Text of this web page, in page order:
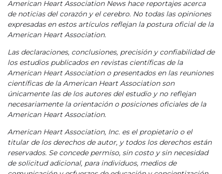
American Heart Association News hace reportajes acerca
de noticias del corazón y el cerebro. No todas las opiniones
expresadas en estos artículos reflejan la postura oficial de la
American Heart Association.
Las declaraciones, conclusiones, precisión y confiabilidad de
los estudios publicados en revistas científicas de la
American Heart Association o presentados en las reuniones
científicas de la American Heart Association son
únicamente las de los autores del estudio y no reflejan
necesariamente la orientación o posiciones oficiales de la
American Heart Association.
American Heart Association, Inc. es el propietario o el
titular de los derechos de autor, y todos los derechos están
reservados. Se concede permiso, sin costo y sin necesidad
de solicitud adicional, para individuos, medios de